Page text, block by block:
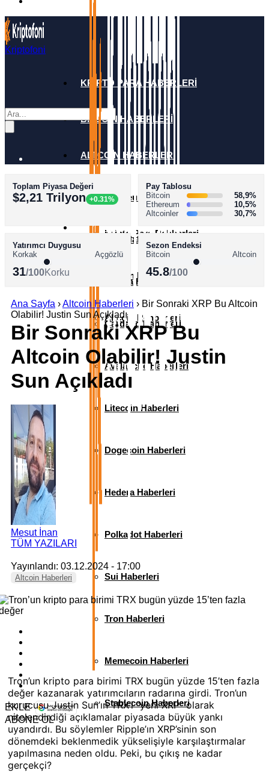
Kriptofoni
KRİPTO PARA HABERLERİ
BİTCOİN HABERLERİ
ALTCOİN HABERLERİ
Ethereum Haberleri
XRP Haberleri
Solana Haberleri
Cardano Haberleri
Avalanche Haberleri
Litecoin Haberleri
Dogecoin Haberleri
Hedera Haberleri
Polkadot Haberleri
Sui Haberleri
Tron Haberleri
Memecoin Haberleri
Stablecoin Haberleri
AKADEMİ
Kripto Para Rehberleri
Bitcoin Rehberleri
Altcoin Rehberleri
SÖZLÜK
Toplam Piyasa Değeri
$2,21 Trilyon +0.31%
Pay Tablosu
Bitcoin
58,9%
Ethereum
10,5%
Altcoinler
30,7%
Yatırımcı Duygusu
Korkak
Açgözlü
31/100Korku
Sezon Endeksi
Bitcoin
Altcoin
45.8/100
Ana Sayfa ›Altcoin Haberleri › Bir Sonraki XRP Bu Altcoin
Olabilir! Justin Sun Açıkladı
Bir Sonraki XRP Bu
Altcoin Olabilir! Justin
Sun Açıkladı
Mesut İnan
TÜM YAZILARI
Yayınlandı: 03.12.2024 - 17:00
Altcoin Haberleri
EKLE
ABONE OL
Tron’un kripto para birimi TRX bugün yüzde 15’ten fazla
değer kazanarak yatırımcıların radarına girdi. Tron’un
kurucusu Justin Sun’ın TRX’i “yeni XRP” olarak
nitelendirdiği açıklamalar piyasada büyük yankı
uyandırdı. Bu söylemler Ripple’ın XRP’sinin son
dönemdeki beklenmedik yükselişiyle karşılaştırmalar
yapılmasına neden oldu. Peki, bu çıkış ne kadar
gerçekçi?